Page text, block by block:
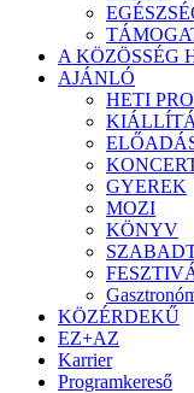
A KÖZÖSSÉG
AJÁNLÓ
HETI
GYEREK
MOZI
KÖNYV
KÖZÉRDEKŰ
EZ+AZ
Karrier
Programkereső